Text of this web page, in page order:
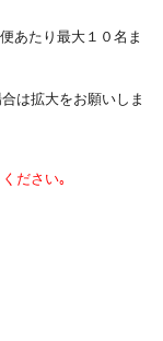
あたり最大１０名ま
は拡大をお願いしま
ださい｡